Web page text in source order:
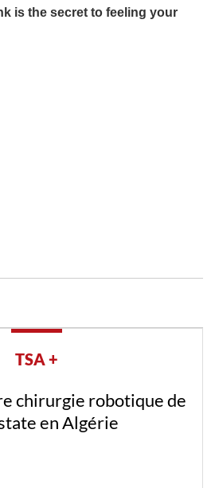
TSA +
chirurgie robotique de
en Algérie